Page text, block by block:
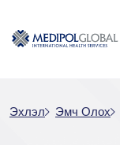
Эхлэл Эмч Oлох